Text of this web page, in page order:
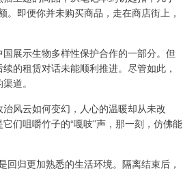
。即便你并未购买商品，走在商店街上，
展示生物多样性保护合作的一部分。但
的租赁对话未能顺利推进。尽管如此，
道。
风云如何变幻，人心的温暖却从未改
们咀嚼竹子的“嘎吱”声，那一刻，仿佛能
回归更加熟悉的生活环境。隔离结束后，